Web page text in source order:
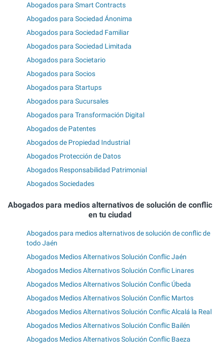
Abogados para Smart Contracts
Abogados para Sociedad Ánonima
Abogados para Sociedad Familiar
Abogados para Sociedad Limitada
Abogados para Societario
Abogados para Socios
Abogados para Startups
Abogados para Sucursales
Abogados para Transformación Digital
Abogados de Patentes
Abogados de Propiedad Industrial
Abogados Protección de Datos
Abogados Responsabilidad Patrimonial
Abogados Sociedades
Abogados para medios alternativos de solución de conflic
en tu ciudad
Abogados para medios alternativos de solución de conflic de
todo Jaén
Abogados Medios Alternativos Solución Conflic Jaén
Abogados Medios Alternativos Solución Conflic Linares
Abogados Medios Alternativos Solución Conflic Úbeda
Abogados Medios Alternativos Solución Conflic Martos
Abogados Medios Alternativos Solución Conflic Alcalá la Real
Abogados Medios Alternativos Solución Conflic Bailén
Abogados Medios Alternativos Solución Conflic Baeza